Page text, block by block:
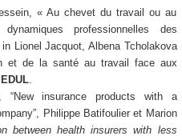
« Au chevet du travail ou au
professionnelles des
in Lionel Jacquot, Albena Tcholakova
et de la santé au travail face aux
“New insurance products with a
Philippe Batifoulier et Marion
between health insurers with less